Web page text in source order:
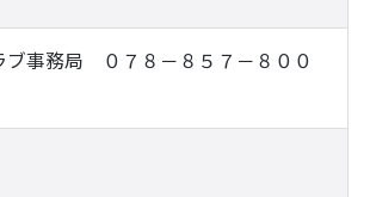
ブ事務局 ０７８－８５７－８００